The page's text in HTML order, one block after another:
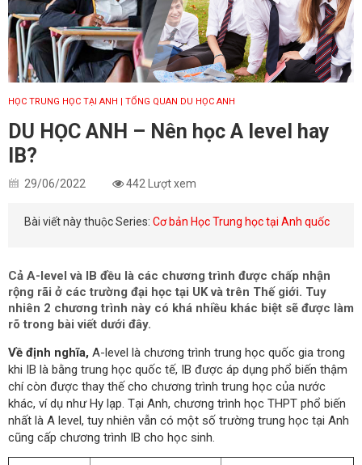
HỌC TRUNG HỌC TẠI ANH | TỔNG QUAN DU HỌC ANH
DU HỌC ANH – Nên học A level hay
IB?
29/06/2022 442 Lượt xem
Bài viết này thuộc Series: Cơ bản Học Trung học tại Anh quốc
Cả A-level và IB đều là các chương trình được chấp nhận
rộng rãi ở các trường đại học tại UK và trên Thế giới. Tuy
nhiên 2 chương trình này có khá nhiều khác biệt sẽ được làm
rõ trong bài viết dưới đây.
Về định nghĩa, A-level là chương trình trung học quốc gia trong
khi IB là bằng trung học quốc tế, IB được áp dụng phổ biến thậm
chí còn được thay thế cho chương trình trung học của nước
khác, ví dụ như Hy lạp. Tại Anh, chương trình học THPT phổ biến
nhất là A level, tuy nhiên vẫn có một số trường trung học tại Anh
cũng cấp chương trình IB cho học sinh.